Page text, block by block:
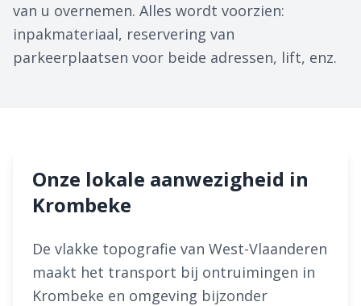
van u overnemen. Alles wordt voorzien:
inpakmateriaal, reservering van
parkeerplaatsen voor beide adressen, lift, enz.
Onze lokale aanwezigheid in
Krombeke
De vlakke topografie van West-Vlaanderen
maakt het transport bij ontruimingen in
Krombeke en omgeving bijzonder